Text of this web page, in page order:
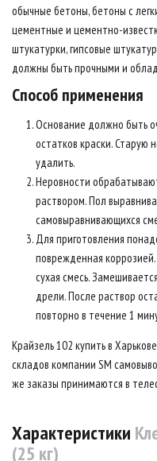
обычные бетоны, бетоны с
цементные и цементно-
штукатурки, гипсовые
должны быть прочными и
Способ применения
Основание должно быть
остатков краски. Старую
удалить.
Неровности
раствором. Пол
самовыравнивающихся
Для приготовления
поврежденная
сухая смесь.
дрели. После раствор
повторно в течение 1
Крайзель 102 купить в
складов компании SM
же заказы принимаются в
Характеристики
(25 кг)